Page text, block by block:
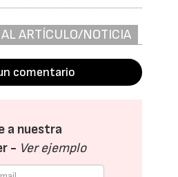
ARTÍCULO/NOTICIA
comentario
a nuestra
- Ver ejemplo